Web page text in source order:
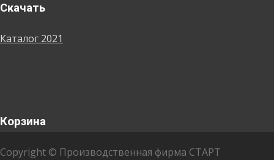
Скачать
Каталог 2021
Корзина
Copyright © Производственная фирма СТАРТ